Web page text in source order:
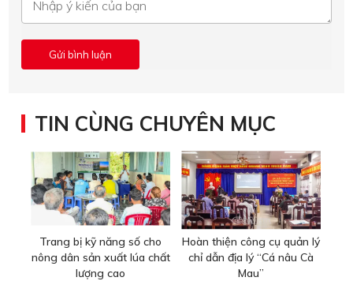
TIN CÙNG CHUYÊN MỤC
Trang bị kỹ năng số cho
nông dân sản xuất lúa chất
lượng cao
Hoàn thiện công cụ quản lý
chỉ dẫn địa lý “Cá nâu Cà
Mau”